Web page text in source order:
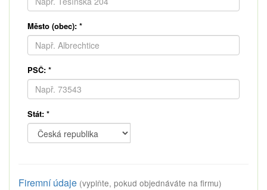
Město (obec): *
PSČ: *
Stát: *
Firemní údaje (vyplňte, pokud objednáváte na firmu)